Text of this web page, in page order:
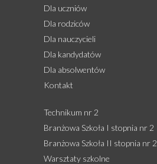
Dla uczniów
Dla rodziców
Dla nauczycieli
Dla kandydatów
Dla absolwentów
Kontakt
Technikum nr 2
Branżowa Szkoła I stopnia nr 2
Branżowa Szkoła II stopnia nr 2
Warsztaty szkolne